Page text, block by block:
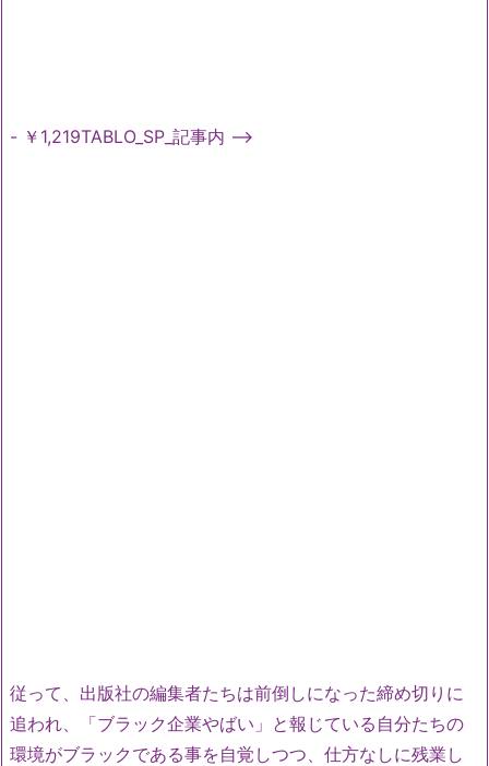
- ￥1,219TABLO_SP_記事内 -->
従って、出版社の編集者たちは前倒しになった締め切りに
追われ、「ブラック企業やばい」と報じている自分たちの
環境がブラックである事を自覚しつつ、仕方なしに残業し